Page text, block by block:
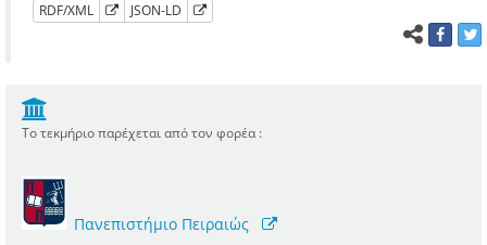
RDF/XML JSON-LD
Το τεκμήριο παρέχεται από τον φορέα :
Πανεπιστήμιο Πειραιώς